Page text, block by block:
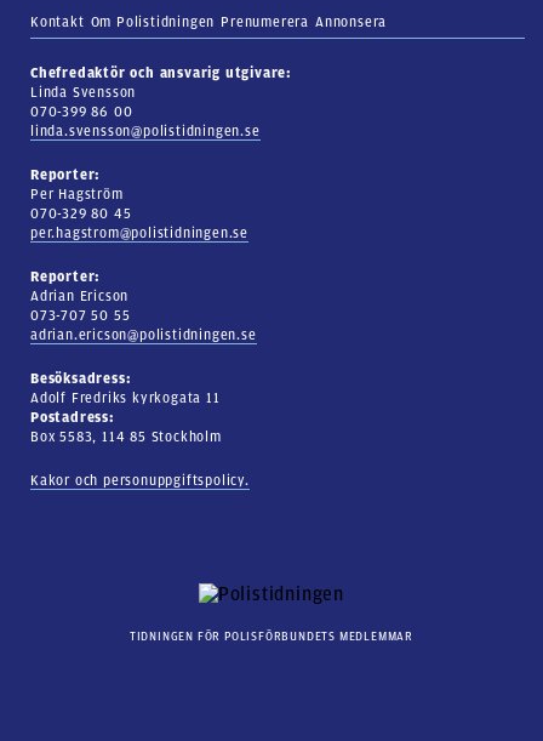
Kontakt Om Polistidningen Prenumerera Annonsera
Chefredaktör och ansvarig utgivare:
Linda Svensson
070-399 86 00
linda.svensson@polistidningen.se
Reporter:
Per Hagström
070-329 80 45
per.hagstrom@polistidningen.se
Reporter:
Adrian Ericson
073-707 50 55
adrian.ericson@polistidningen.se
Besöksadress:
Adolf Fredriks kyrkogata 11
Postadress:
Box 5583, 114 85 Stockholm
Kakor och personuppgiftspolicy.
TIDNINGEN FÖR POLISFÖRBUNDETS MEDLEMMAR